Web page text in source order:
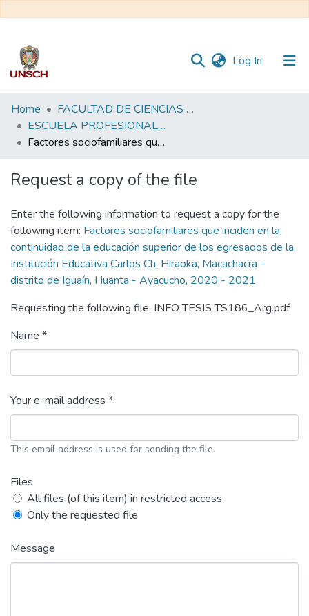
Log In (current)
Communities
&
Collections
Home
FACULTAD DE CIENCIAS SOCIALES
ESCUELA PROFESIONAL DE TRABAJO SOCIAL
Factores sociofamiliares que inciden en la continuidad de la educación superior de los egresados de la Institución Educativa Carlos Ch. Hiraoka, Macachacra - distrito de Iguaín, Huanta - Ayacucho, 2020 - 2021
Request a copy of the file
Enter the following information to request a copy for the
following item: Factores sociofamiliares que inciden en la
continuidad de la educación superior de los egresados de la
Institución Educativa Carlos Ch. Hiraoka, Macachacra -
distrito de Iguaín, Huanta - Ayacucho, 2020 - 2021
Requesting the following file: INFO TESIS TS186_Arg.pdf
Name *
Your e-mail address *
This email address is used for sending the file.
Files
All files (of this item) in restricted access
Only the requested file
Message